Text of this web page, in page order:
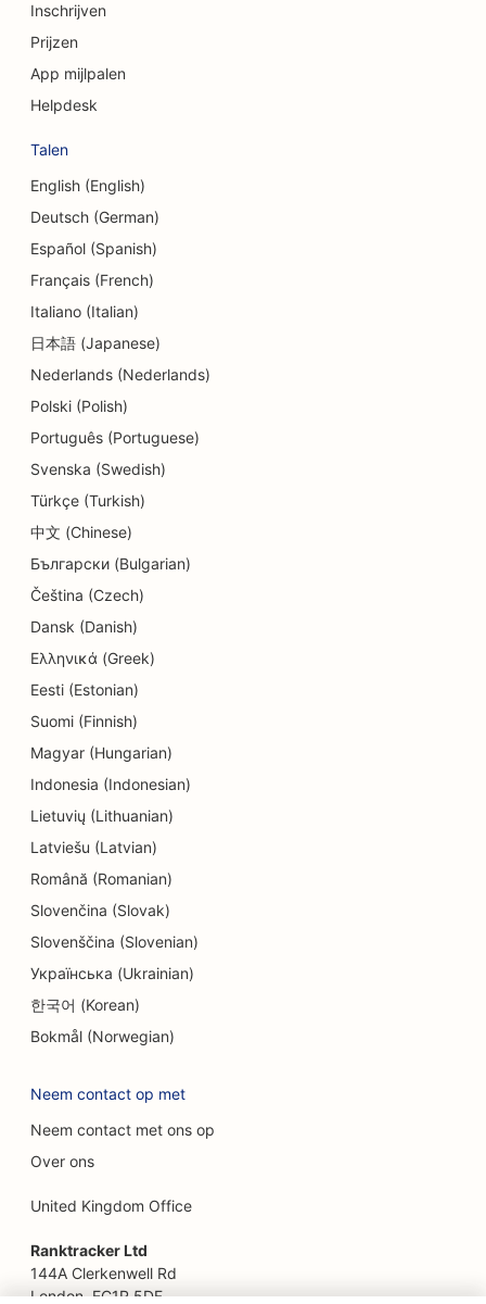
SEO voor cupcakewinkels
SEO voor valutawisseldiensten
SEO voor dansstudio's
SEO voor schuldbemiddelingsdiensten
SEO voor delicatessenzaken
SEO voor tandheelkundige klinieken
SEO voor dermabrasiediensten
SEO voor donutwinkels
SEO voor Diners
SEO voor onderwijs en kinderopvang
SEO voor elektriciens
SEO voor elektronicawinkels
SEO voor endodontisten
SEO voor amusement en recreatie
SEO voor Escape Rooms
EO voor etnische restaurants
SEO voor faceliftdiensten
SEO voor boerderij-keukenrestaurants
SEO voor familierestaurants
SEO voor uitstekende restaurants
SEO voor financiële planners
SEO voor foodcourts
SEO voor bloemisten
Inschrijven
Prijzen
App mijlpalen
Helpdesk
Talen
English (English)
Deutsch (German)
Español (Spanish)
Français (French)
Italiano (Italian)
日本語 (Japanese)
Nederlands (Nederlands)
Polski (Polish)
Português (Portuguese)
Svenska (Swedish)
Türkçe (Turkish)
中文 (Chinese)
Български (Bulgarian)
Čeština (Czech)
Dansk (Danish)
Ελληνικά (Greek)
Eesti (Estonian)
Suomi (Finnish)
Magyar (Hungarian)
Indonesia (Indonesian)
Lietuvių (Lithuanian)
Latviešu (Latvian)
Română (Romanian)
Slovenčina (Slovak)
Slovenščina (Slovenian)
Українська (Ukrainian)
한국어 (Korean)
Bokmål (Norwegian)
Neem contact op met
Neem contact met ons op
Over ons
United Kingdom Office
Ranktracker Ltd
144A Clerkenwell Rd
London, EC1R 5DF